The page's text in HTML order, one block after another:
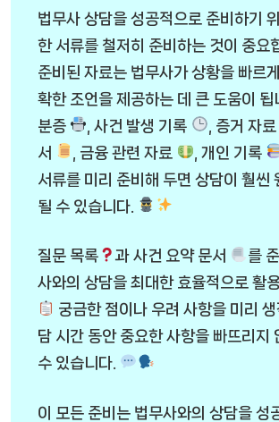
법무사 상담을 성공적으로 준비하기
한 서류를 철저히 준비하는 것이 중요
준비된 자료는 법무사가 상황을 빠르
확한 조언을 제공하는 데 큰 도움이 됩
분증
, 사건 발생 기록 , 증거 자료
서
, 금융 관련 자료 , 개인 기록
서류를 미리 준비해 두면 상담이 훨씬
될 수 있습니다.
질문 목록 과 사건 요약 문서
를
사와의 상담을 최대한 효율적으로 활
궁금한 점이나 우려 사항을 미리
담 시간 동안 중요한 사항을 빠뜨리지
수 있습니다.
이 모든 준비는 법무사와의 상담을 성